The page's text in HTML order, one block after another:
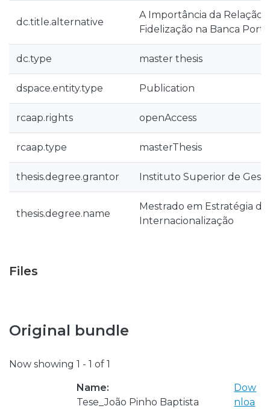
dc.title.alternative
A Importância da Relação
Fidelização na Banca
dc.type master thesis
dspace.entity.type Publication
rcaap.rights openAccess
rcaap.type masterThesis
thesis.degree.grantor Instituto Superior de
thesis.degree.name
Mestrado em Estratégia
Internacionalização
Files
Original bundle
Now showing 1 - 1 of 1
Name:
Tese_João Pinho Baptista
Dow
nloa